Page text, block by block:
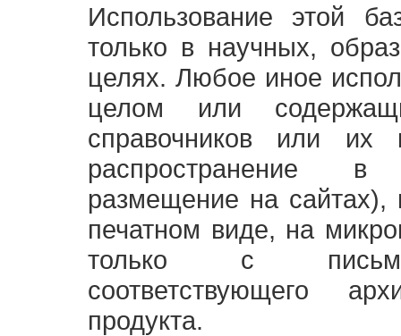
Использование этой
только в научных,
целях. Любое иное
целом или
справочников или их
распространение
размещение на
печатном виде, на
только с
соответствующего
продукта.